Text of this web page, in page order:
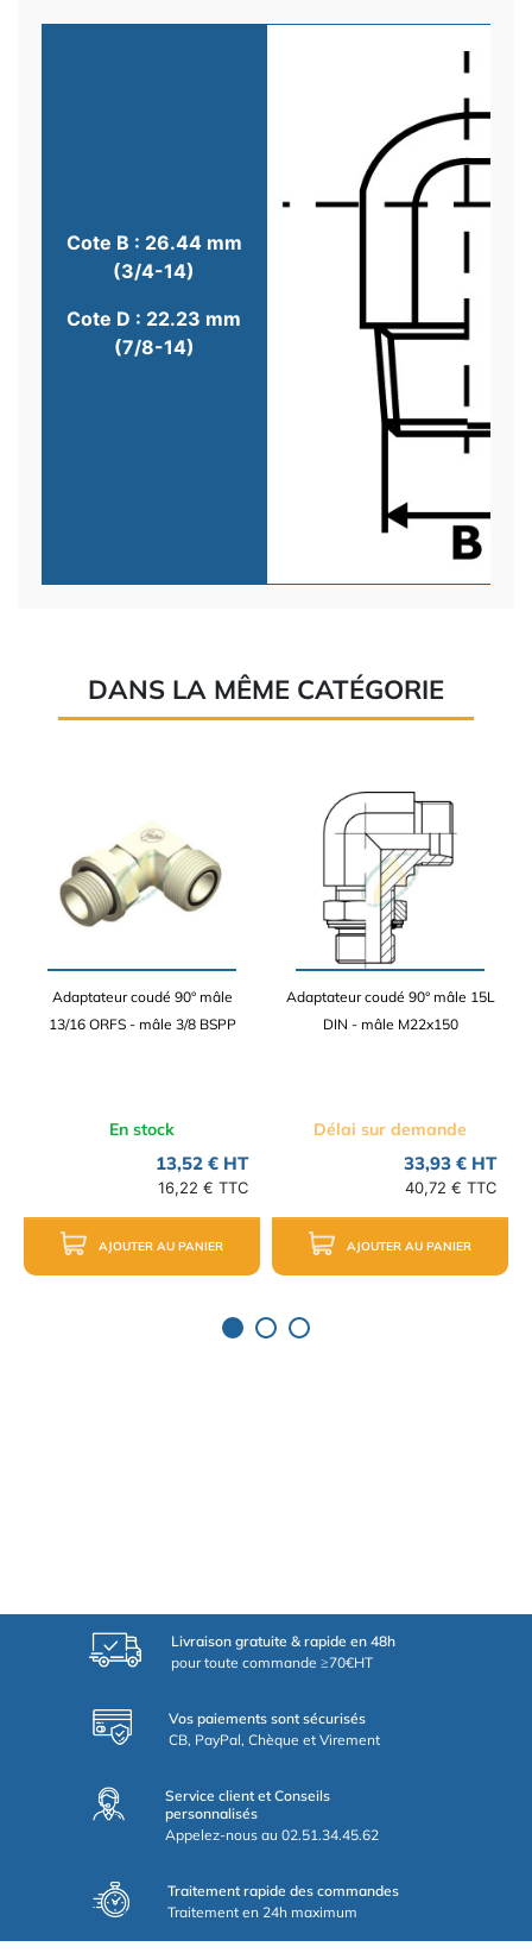
Cote B : 26.44 mm
(3/4-14)
Cote D : 22.23 mm
(7/8-14)
DANS LA MÊME CATÉGORIE
Adaptateur coudé 90° mâle
13/16 ORFS - mâle 3/8 BSPP
En stock
13,52 € HT
16,22 € TTC
AJOUTER AU PANIER
Adaptateur coudé 90° mâle 15L
DIN - mâle M22x150
Délai sur demande
33,93 € HT
40,72 € TTC
AJOUTER AU PANIER
Livraison gratuite & rapide en 48h
pour toute commande ≥70€HT
Vos paiements sont sécurisés
CB, PayPal, Chèque et Virement
Service client et Conseils
personnalisés
Appelez-nous au 02.51.34.45.62
Traitement rapide des commandes
Traitement en 24h maximum